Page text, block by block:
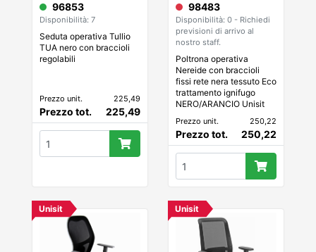
96853
Disponibilità: 7
Seduta operativa Tullio
TUA nero con braccioli
regolabili
Prezzo unit. 225,49
Prezzo tot. 225,49
98483
Disponibilità: 0 - Richiedi
previsioni di arrivo al
nostro staff.
Poltrona operativa
Nereide con braccioli
fissi rete nera tessuto Eco
trattamento ignifugo
NERO/ARANCIO Unisit
Prezzo unit. 250,22
Prezzo tot. 250,22
Unisit Unisit